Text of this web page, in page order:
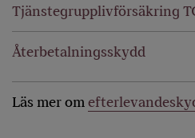
Tjänstegrupplivförsäkring
Återbetalningsskydd
Läs mer om